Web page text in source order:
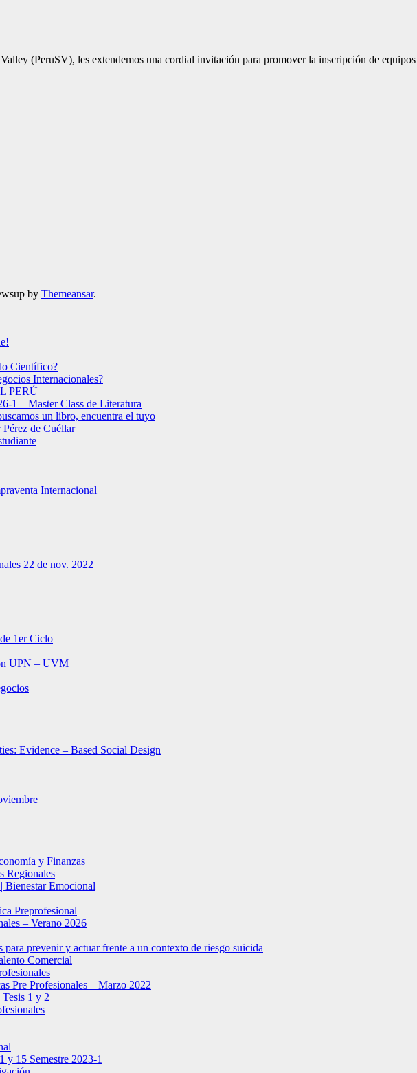
(PeruSV), les extendemos una cordial invitación para promover la inscripción de
by Themeansar.
Científico?
Internacionales?
PERÚ
1 _ Master Class de Literatura
un libro, encuentra el tuyo
de Cuéllar
Internacional
22 de nov. 2022
1er Ciclo
UPN – UVM
Evidence – Based Social Design
y Finanzas
Regionales
Bienestar Emocional
Preprofesional
– Verano 2026
prevenir y actuar frente a un contexto de riesgo suicida
Comercial
Pre Profesionales – Marzo 2022
1 y 2
y 15 Semestre 2023-1